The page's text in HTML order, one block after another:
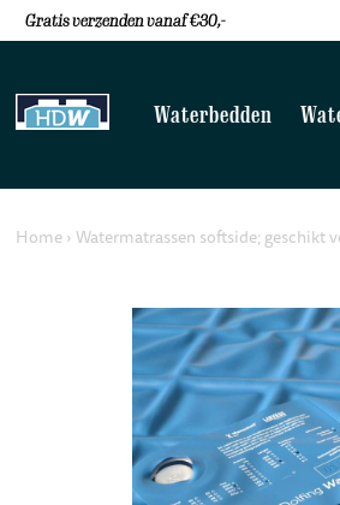
Gratis verzenden vanaf €30,-
Waterbedden
Home› Watermatrassen softside; geschikt